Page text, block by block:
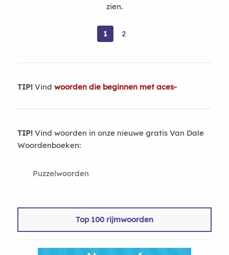
zien.
1 2
TIP!Vind woorden die beginnen met aces-
TIP!Vind woorden in onze nieuwe gratis Van Dale
Woordenboeken:
Puzzelwoorden
Top 100 rijmwoorden